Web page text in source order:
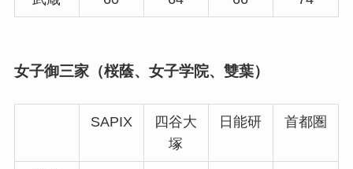
女子御三家（桜蔭、女子学院、雙葉）
SAPIX
四谷大
塚
日能研 首都圏